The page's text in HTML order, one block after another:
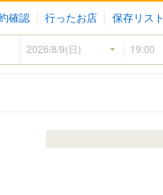
確認 行ったお店 保存リスト